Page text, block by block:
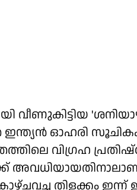
വീണുകിട്ടിയ
ഇന്ത്യന്‍ ഓഹരി
വിഗ്രഹ
അവധിയായതിനാലാണ്
തിളക്കം